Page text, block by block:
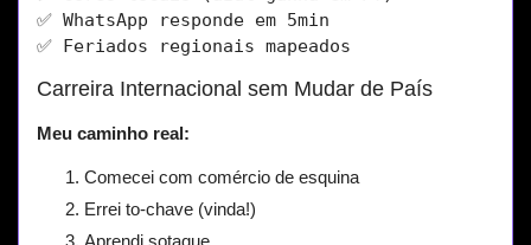
✅ WhatsApp responde em 5min
✅ Feriados regionais mapeados
Carreira Internacional sem Mudar de País
Meu caminho real:
Comecei com comércio de esquina
Errei to-chave (vinda!)
Aprendi sotaque